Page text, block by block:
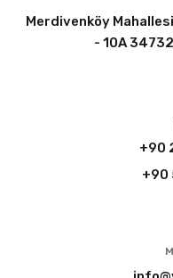
Merdivenköy
- 10A
+90
+90